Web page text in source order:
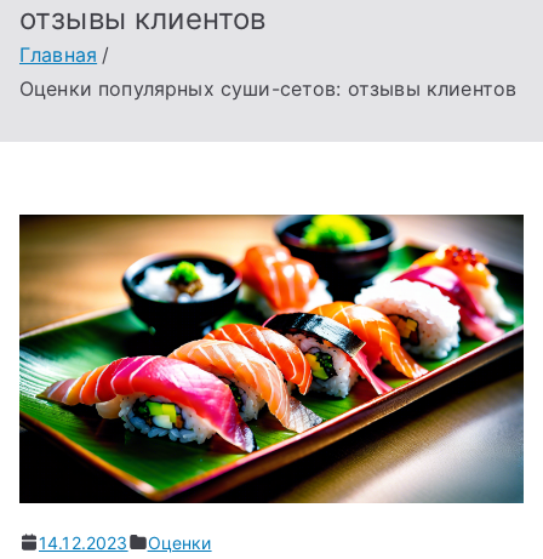
отзывы клиентов
Главная
Оценки популярных суши-сетов: отзывы клиентов
14.12.2023 Оценки